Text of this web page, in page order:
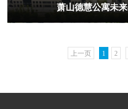
萧山德慧公寓未
上一页 1 2